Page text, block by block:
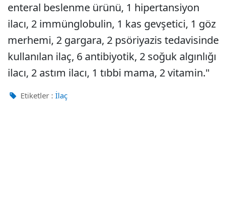
enteral beslenme ürünü, 1 hipertansiyon
ilacı, 2 immünglobulin, 1 kas gevşetici, 1 göz
merhemi, 2 gargara, 2 psöriyazis tedavisinde
kullanılan ilaç, 6 antibiyotik, 2 soğuk algınlığı
ilacı, 2 astım ilacı, 1 tıbbi mama, 2 vitamin."
Etiketler : İlaç